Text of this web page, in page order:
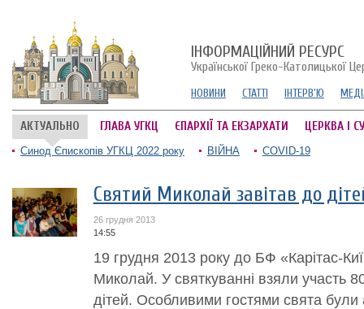
ІНФОРМАЦІЙНИЙ РЕСУРС
Української Греко-Католицької
НОВИНИ СТАТТІ ІНТЕРВ'Ю
АКТУАЛЬНО ГЛАВА УГКЦ ЄПАРХІЇ ТА ЕКЗАРХАТИ ЦЕРКВА І
Синод Єпископів УГКЦ 2022 року ВІЙНА COVID-19
Святий Миколай завітав до
26 грудня 2013
14:55
19 грудня 2013 року до БФ «Карітас-
Миколай. У святкуванні взяли участь
дітей. Особливими гостями свята були